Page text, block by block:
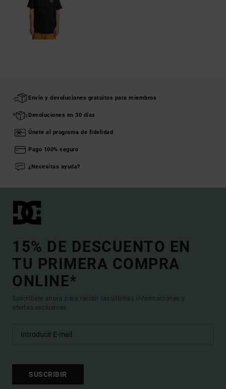
Envío y devoluciones gratuitos para miembros
Devoluciones en 30 días
Únete al programa de fidelidad
Pago 100% seguro
¿Necesitas ayuda?
15% DE DESCUENTO EN
TU PRIMERA COMPRA
ONLINE*
Suscríbete ahora para recibir las ultimas informaciones y
ofertas exclusivas.
SUSCRIBIR